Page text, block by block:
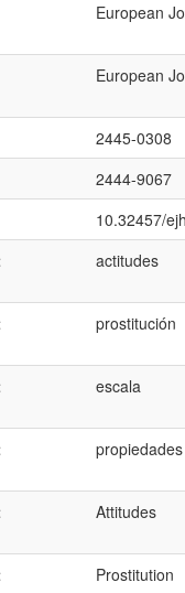
European
European
2445-0308
2444-9067
10.32457/
actitudes
prostitución
escala
Attitudes
Prostitution